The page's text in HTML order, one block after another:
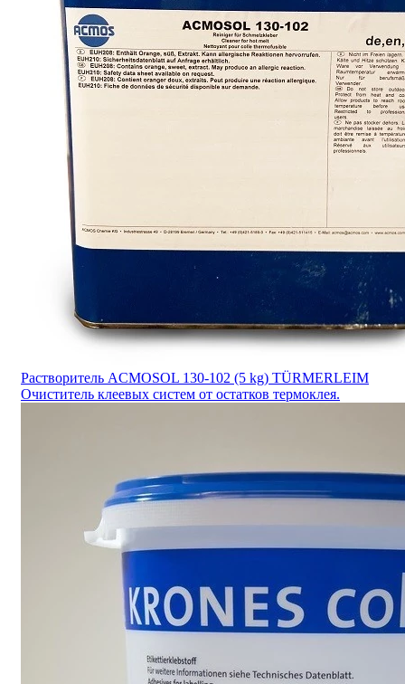
Растворитель ACMOSOL 130-102 (5 kg) TÜRMERLEIM
Очиститель клеевых систем от остатков термоклея.